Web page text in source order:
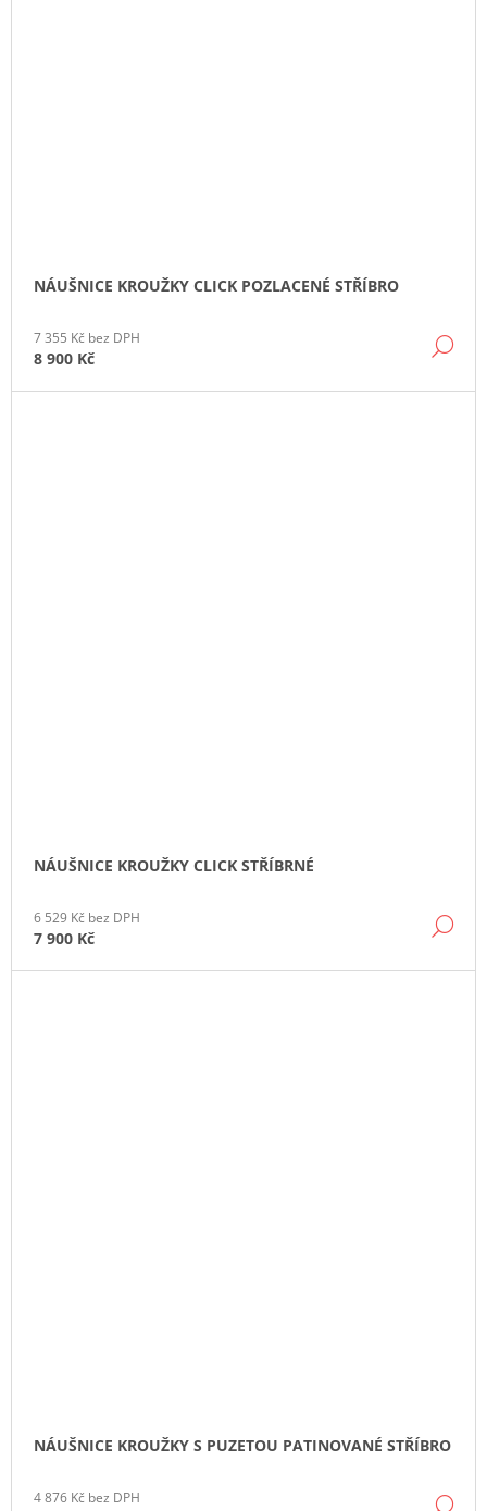
NÁUŠNICE KROUŽKY CLICK POZLACENÉ STŘÍBRO
7 355 Kč bez DPH
8 900 Kč
NÁUŠNICE KROUŽKY CLICK STŘÍBRNÉ
6 529 Kč bez DPH
7 900 Kč
NÁUŠNICE KROUŽKY S PUZETOU PATINOVANÉ STŘÍBRO
4 876 Kč bez DPH